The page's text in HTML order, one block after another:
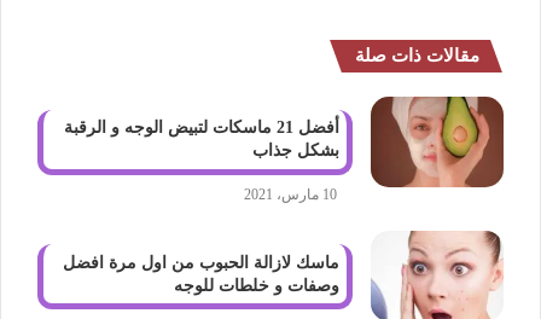
مقالات ذات صلة
أفضل 21 ماسكات لتبيض الوجه و الرقبة
بشكل جذاب
10 مارس، 2021
ماسك لازالة الحبوب من اول مرة افضل
وصفات و خلطات للوجه